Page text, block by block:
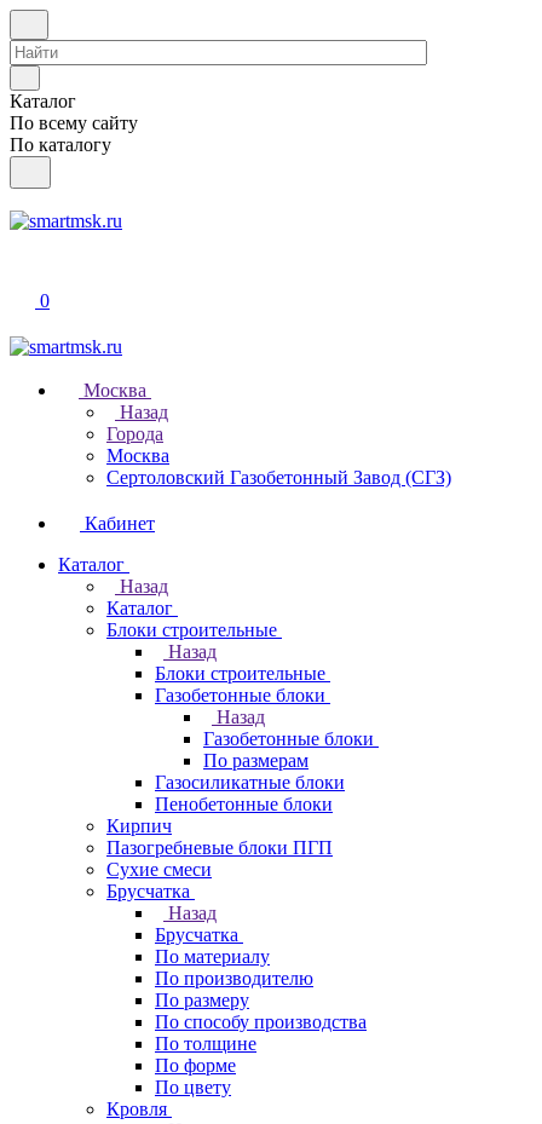
Каталог
По всему сайту
По каталогу
0
Москва
Назад
Города
Москва
Сертоловский Газобетонный Завод (СГЗ)
Кабинет
Каталог
Назад
Каталог
Блоки строительные
Назад
Блоки строительные
Газобетонные блоки
Назад
Газобетонные блоки
По размерам
Газосиликатные блоки
Пенобетонные блоки
Кирпич
Пазогребневые блоки ПГП
Сухие смеси
Брусчатка
Назад
Брусчатка
По материалу
По производителю
По размеру
По способу производства
По толщине
По форме
По цвету
Кровля